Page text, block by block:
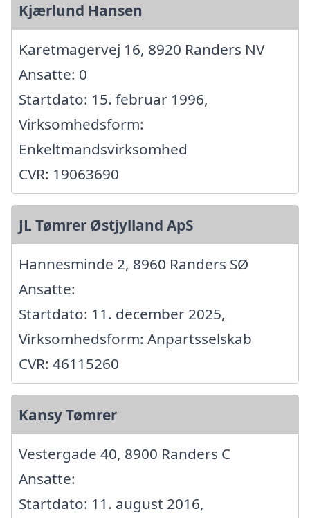
Kjærlund Hansen
Karetmagervej 16, 8920 Randers NV
Ansatte: 0
Startdato: 15. februar 1996,
Virksomhedsform:
Enkeltmandsvirksomhed
CVR: 19063690
JL Tømrer Østjylland ApS
Hannesminde 2, 8960 Randers SØ
Ansatte:
Startdato: 11. december 2025,
Virksomhedsform: Anpartsselskab
CVR: 46115260
Kansy Tømrer
Vestergade 40, 8900 Randers C
Ansatte:
Startdato: 11. august 2016,